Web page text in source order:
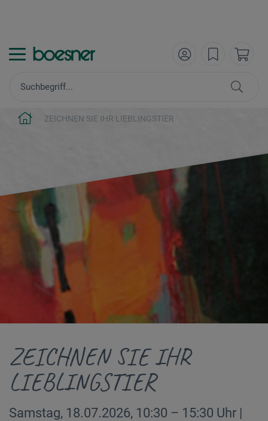
ZEICHNEN SIE IHR LIEBLINGSTIER
ZEICHNEN SIE IHR
LIEBLINGSTIER
Samstag, 18.07.2026, 10:30 – 15:30 Uhr |